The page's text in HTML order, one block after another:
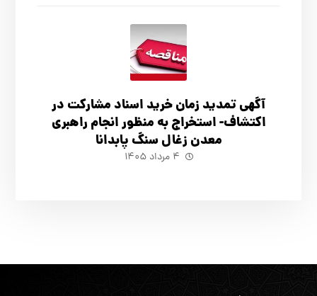
آگهي تمدید زمان خرید اسناد مشارکت در
اکتشاف- استخراج به منظور انجام راهبری
معدن زغال سنگ پابدانا
۴ مرداد ۱۴۰۵